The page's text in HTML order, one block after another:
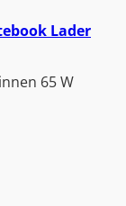
Lader
65 W